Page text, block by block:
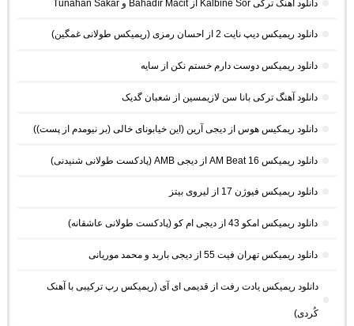
دانلود آهنگ ترکی Kalbine Sor از Bahadır Macit و Tunahan Sakar
دانلود ریمیکس دیپ نایت 2 از احسان رمزی (ریمیکس طولانی غمگین)
دانلود ریمیکس دوست دارم خستم نکن از سایه
دانلود آهنگ ترکی بانا سن لازیمسین از شعبان گدیک
دانلود ریمکیس هوس از دیجی آرین (این خیابونای خالی (بر نیومدم از پست))
دانلود ریمیکس AM Beat 16 از دیجی AMB (پادکست طولانی شنیدنی)
دانلود ریمیکس فیوژن 17 از لیروی بیتز
دانلود ریمیکس امکو 43 از دیجی ام کو (پادکست طولانی عاشقانه)
دانلود ریمیکس تهران فیت 55 از دیجی باربد و محمد موریانی
دانلود ریمیکس یادت رفت از قدیمی ای آی (ریمیکس رپ ترکیبی با آهنک
کُردی)